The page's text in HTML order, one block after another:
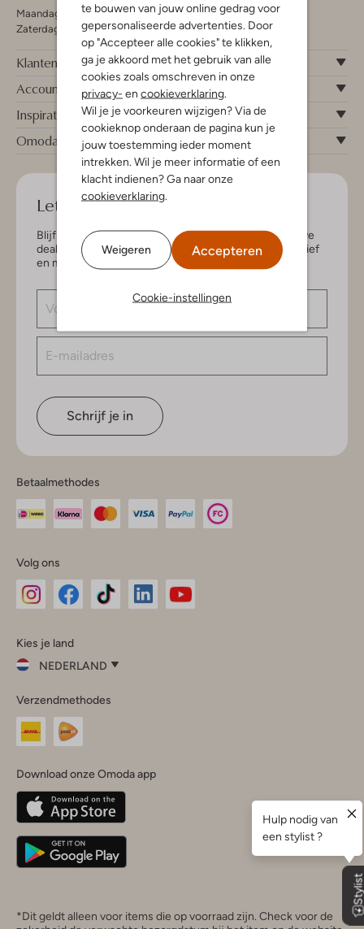
te bouwen van jouw online gedrag voor
gepersonaliseerde advertenties. Door
op "Accepteer alle cookies" te klikken,
ga je akkoord met het gebruik van alle
cookies zoals omschreven in onze
privacy- en cookieverklaring
Wil je je voorkeuren wijzigen? Via de
cookieknop onderaan de pagina kun je
jouw toestemming ieder moment
intrekken. Wil je meer informatie of een
klacht indienen? Ga naar onze
cookieverklaring
Weigeren Accepteren
Cookie-instellingen
Maandag - Vrijdag 09:00 - 19:00 uur
Zaterdag 09:00 - 17:00 uur
Klantenservice
Account
Inspiratie
Omoda
Let's keep in touch!
Blijf op de hoogte van de nieuwste items en exclusieve
deals, speciaal voor jou. Schrijf je in voor de nieuwsbrief
en maak kans op € 150,- shoptegoed.
Schrijf je in
Betaalmethodes
Volg ons
InstagramFacebook
Kies je land
NEDERLAND
je
land
Nederland
Belgique(Français)
Deutschland
Verzendmethodes
Download onze Omoda app
*Dit geldt alleen voor items die op voorraad zijn. Check voor de